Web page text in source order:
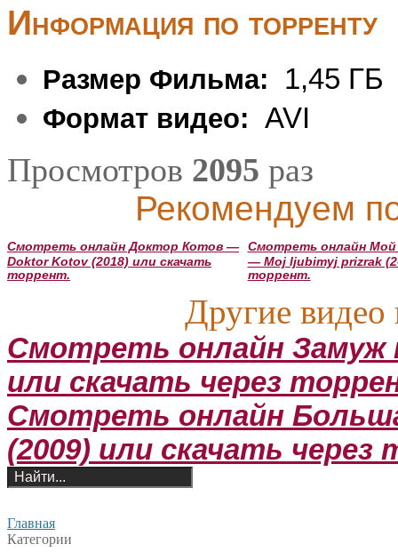
Информация по торренту
Размер Фильма: 1,45 ГБ
Формат видео: AVI
Просмотров 2095 раз
Рекомендуем
Смотреть онлайн Доктор Котов —
Doktor Kotov (2018) или скачать
торрент.
Смотреть онлайн
— Moj ljubimyj prizrak
торрент.
Другие видео
Смотреть онлайн Замуж
или скачать через
Смотреть онлайн
(2009) или скачать через
Главная
Категории